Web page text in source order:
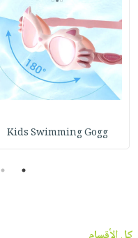
Kids Swimming Gogg
1
2